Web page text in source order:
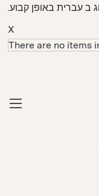
ב עברית באופן קבוע.
X
There are no items
הלב